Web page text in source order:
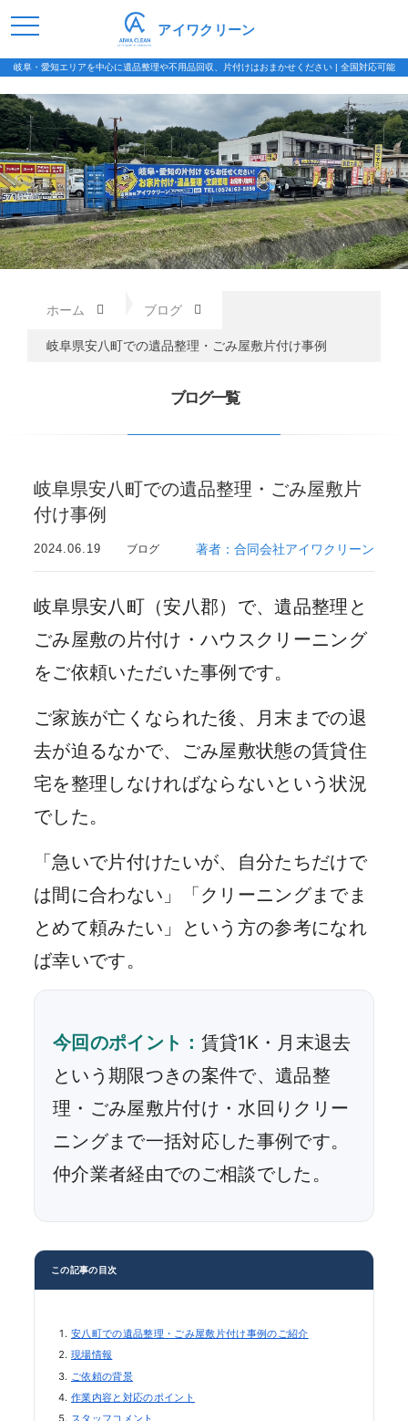
岐阜・愛知エリアを中心に遺品整理や不用品回収、片付けはおまかせください | 全国対応可能
アイワクリーン
ホーム ブログ
岐阜県安八町での遺品整理・ごみ屋敷片付け事例
ブログ一覧
岐阜県安八町での遺品整理・ごみ屋敷片
付け事例
2024.06.19 ブログ 著者：合同会社アイワクリーン
岐阜県安八町（安八郡）で、遺品整理と
ごみ屋敷の片付け・ハウスクリーニング
をご依頼いただいた事例です。
ご家族が亡くなられた後、月末までの退
去が迫るなかで、ごみ屋敷状態の賃貸住
宅を整理しなければならないという状況
でした。
「急いで片付けたいが、自分たちだけで
は間に合わない」「クリーニングまでま
とめて頼みたい」という方の参考になれ
ば幸いです。
今回のポイント： 賃貸1K・月末退去
という期限つきの案件で、遺品整
理・ごみ屋敷片付け・水回りクリー
ニングまで一括対応した事例です。
仲介業者経由でのご相談でした。
この記事の目次
安八町での遺品整理・ごみ屋敷片付け事例のご紹介
現場情報
ご依頼の背景
作業内容と対応のポイント